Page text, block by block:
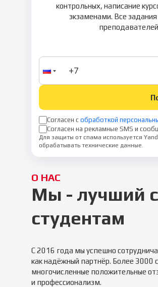
контрольных, написание
экзаменами. Все
Согласен с обработкой
Согласен на рекламные SMS и
Для защиты от спама используется
обрабатывать технические данные.
О НАС
Мы - лучший
студентам
С 2016 года мы успешно
как надёжный партнёр. Более
многочисленные положительные
и профессионализм.